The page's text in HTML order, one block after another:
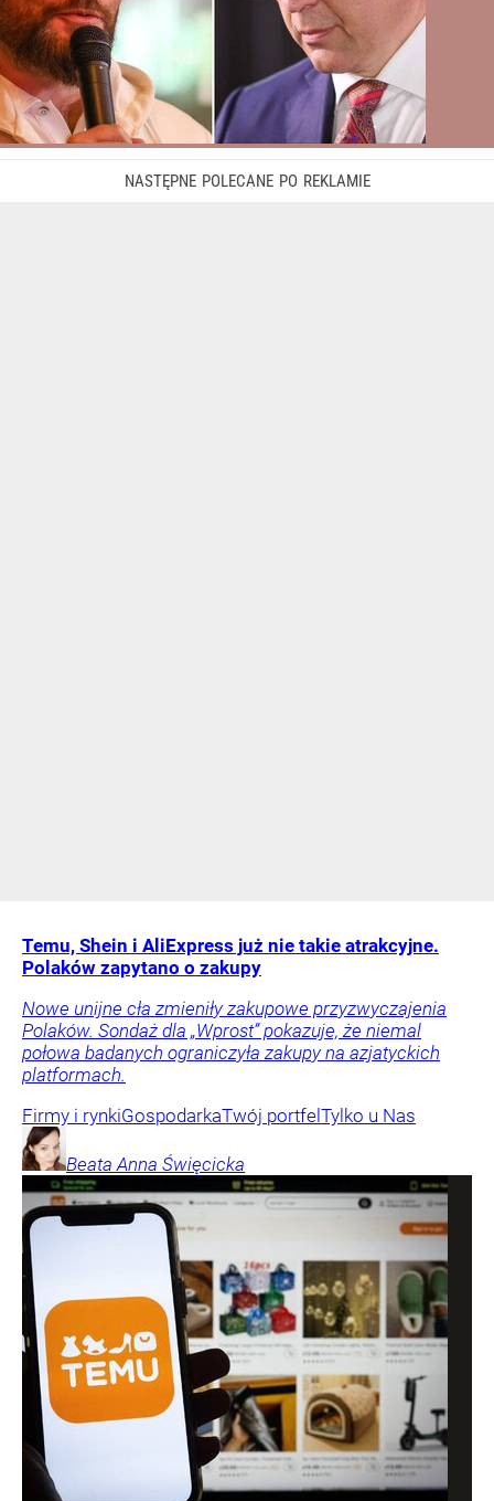
Temu, Shein i AliExpress już nie takie atrakcyjne.
Polaków zapytano o zakupy
Nowe unijne cła zmieniły zakupowe przyzwyczajenia
Polaków. Sondaż dla „Wprost” pokazuje, że niemal
połowa badanych ograniczyła zakupy na azjatyckich
platformach.
Firmy i rynkiGospodarkaTwój portfel Tylko u Nas
Beata Anna Święcicka